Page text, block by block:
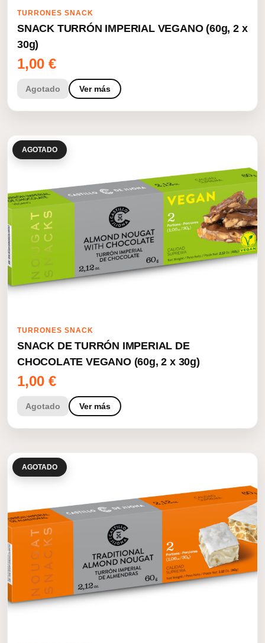
TURRONES SNACK
SNACK TURRÓN IMPERIAL VEGANO (60g, 2 x
30g)
1,00 €
Agotado Ver más
AGOTADO
TURRONES SNACK
SNACK DE TURRÓN IMPERIAL DE
CHOCOLATE VEGANO (60g, 2 x 30g)
1,00 €
Agotado Ver más
AGOTADO